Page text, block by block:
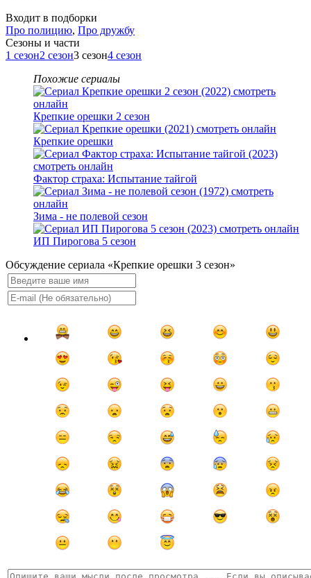
Входит в подборки
Про полицию, Про дружбу
Cезоны и части
1 сезон2 сезон3 сезон4 сезон
Похожие сериалы
Крепкие орешки 2 сезон
Крепкие орешки
Фактор страха: Испытание тайгой
Зима - не полевой сезон
ИП Пирогова 5 сезон
Обсуждение сериала «Крепкие орешки 3 сезон»